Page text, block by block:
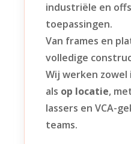
industriële en
toepassingen.
Van frames en
volledige
Wij werken
als op locatie,
lassers en VCA-
teams.